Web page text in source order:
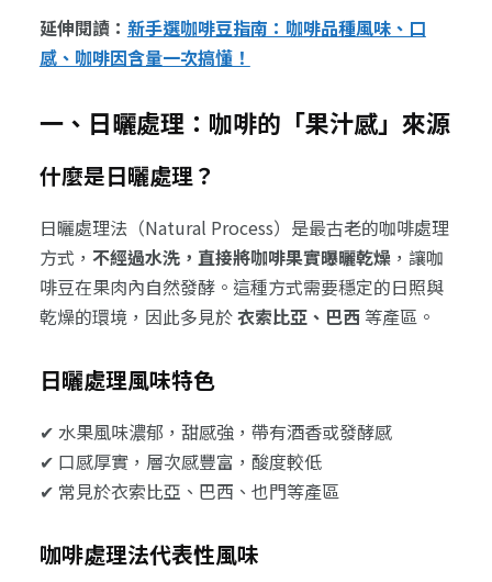
延伸閱讀： 新手選咖啡豆指南：咖啡品種風味、口
感、咖啡因含量一次搞懂！
一、日曬處理：咖啡的「果汁感」來源
什麼是日曬處理？
日曬處理法（Natural Process）是最古老的咖啡處理
方式， 不經過水洗，直接將咖啡果實曝曬乾燥，讓咖
啡豆在果肉內自然發酵。這種方式需要穩定的日照與
乾燥的環境，因此多見於衣索比亞、巴西等產區。
日曬處理風味特色
✔ 水果風味濃郁，甜感強，帶有酒香或發酵感
✔ 口感厚實，層次感豐富，酸度較低
✔ 常見於衣索比亞、巴西、也門等產區
咖啡處理法代表性風味